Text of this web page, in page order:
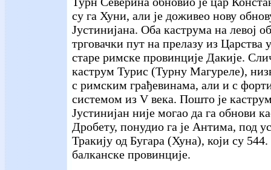
су га Хуни, али је доживео нову
Јустинијана. Оба каструма на левој
трговачки пут на прелазу из Царства
старе римске провинције Дакије.
каструм Турис (Турну Магуреле),
с римским грађевинама, али и с
системом из V века. Пошто је
Јустинијан није могао да га обнови
Дробету, понудио га је Антима, под
Тракију од Бугара (Хуна), који су
балканске провинције.